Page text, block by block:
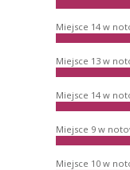
Miejsce 14 w
Miejsce 13 w
Miejsce 14 w
Miejsce 9 w
Miejsce 10 w